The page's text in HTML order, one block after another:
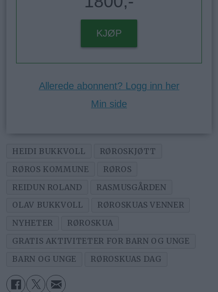
KJØP
Allerede abonnent? Logg inn her
Min side
HEIDI BUKKVOLL
RØROSKJØTT
RØROS KOMMUNE
RØROS
REIDUN ROLAND
RASMUSGÅRDEN
OLAV BUKKVOLL
RØROSKUAS VENNER
NYHETER
RØROSKUA
GRATIS AKTIVITETER FOR BARN OG UNGE
BARN OG UNGE
RØROSKUAS DAG